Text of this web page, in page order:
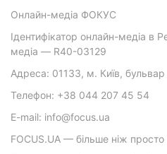
Онлайн-медіа ФОКУС
Ідентифікатор онлайн-медіа в
медіа — R40-03129
Адреса: 01133, м. Київ, бульвар
Телефон: +38 044 207 45 54
E-mail: info@focus.ua
FOCUS.UA — більше ніж просто